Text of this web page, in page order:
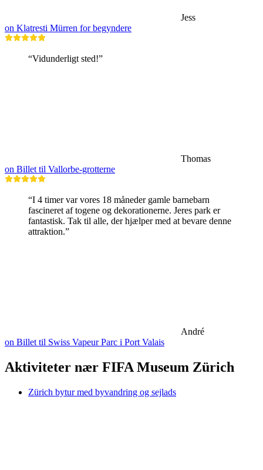
Jess
on Klatresti Mürren for begyndere
“Vidunderligt sted!”
Thomas
on Billet til Vallorbe-grotterne
“I 4 timer var vores 18 måneder gamle barnebarn
fascineret af togene og dekorationerne. Jeres park er
fantastisk. Tak til alle, der hjælper med at bevare denne
attraktion.”
André
on Billet til Swiss Vapeur Parc i Port Valais
Aktiviteter nær FIFA Museum Zürich
Zürich bytur med byvandring og sejlads